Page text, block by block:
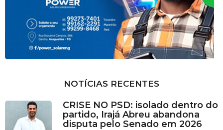
NOTÍCIAS RECENTES
CRISE NO PSD: isolado dentro do
partido, Irajá Abreu abandona
disputa pelo Senado em 2026